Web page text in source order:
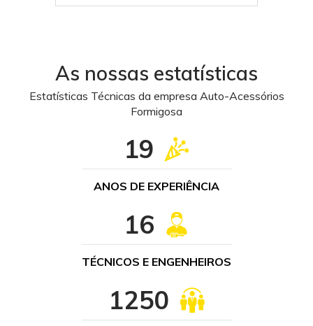
As nossas estatísticas
Estatísticas Técnicas da empresa Auto-Acessórios
Formigosa
22
ANOS DE EXPERIÊNCIA
19
TÉCNICOS E ENGENHEIROS
1500